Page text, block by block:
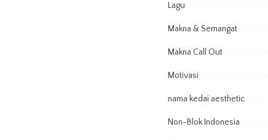
Lagu
Makna & Semangat
Makna Call Out
Motivasi
nama kedai aesthetic
Non-Blok Indonesia